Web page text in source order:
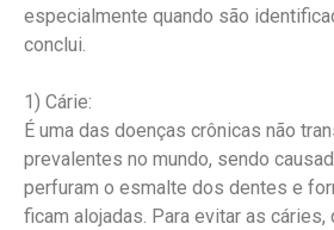
especialmente quando são
conclui.
1) Cárie:
É uma das doenças crônicas não
prevalentes no mundo, sendo
perfuram o esmalte dos dentes e
ficam alojadas. Para evitar as cáries,